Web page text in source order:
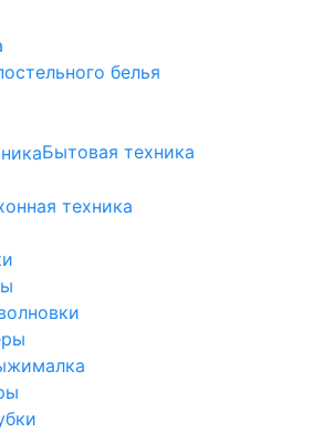
белья
Бытовая техника
техника